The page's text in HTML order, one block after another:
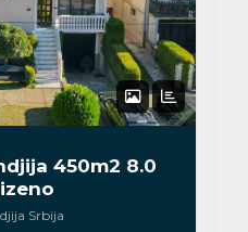
450m2 8.0
Srbija